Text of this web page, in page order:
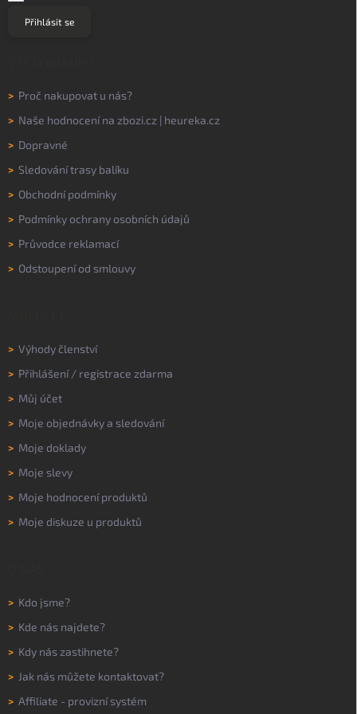
Přihlásit se
> Proč nakupovat u nás?
> Naše hodnocení na zbozi.cz | heureka.cz
> Dopravné
> Sledování trasy balíku
> Obchodní podmínky
> Podmínky ochrany osobních údajů
> Průvodce reklamací
> Odstoupení od smlouvy
> Výhody členství
> Přihlášení/ registrace zdarma
> Můj účet
> Moje objednávky a sledování
> Moje doklady
> Moje slevy
> Moje hodnocení produktů
> Moje diskuze u produktů
> Kdo jsme?
> Kde nás najdete?
> Kdy nás zastihnete?
> Jak nás můžete kontaktovat?
> Affiliate - provizní systém